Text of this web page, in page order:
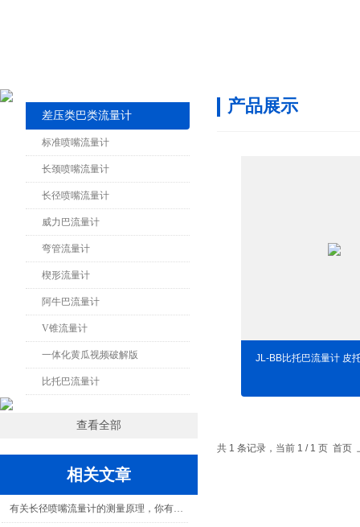
差压类巴类流量计
标准喷嘴流量计
长颈喷嘴流量计
长径喷嘴流量计
威力巴流量计
弯管流量计
楔形流量计
阿牛巴流量计
V锥流量计
一体化黄瓜视频破解版
比托巴流量计
查看全部
相关文章
有关长径喷嘴流量计的测量原理，你有何见解！
产品展示
JL-BB比托巴流量计 皮
共 1 条记录，当前 1 / 1 页 首